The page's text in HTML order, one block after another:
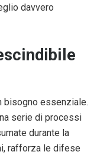
davvero
bisogno essenziale.
serie di processi
durante la
rafforza le difese